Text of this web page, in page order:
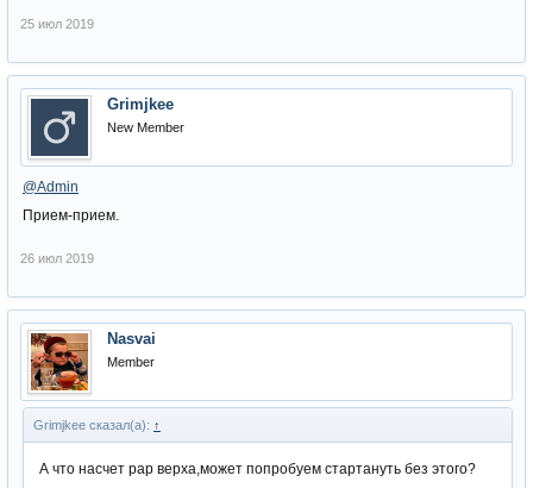
25 июл 2019
Grimjkee
New Member
@Admin
Прием-прием.
26 июл 2019
Nasvai
Member
Grimjkee сказал(а): ↑
А что насчет рар верха,может попробуем стартануть без этого?